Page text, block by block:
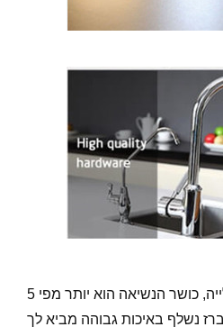
עיצוב מיוחד של קוד תלייה, כושר הנשיאה הוא יותר מפי 5
נשלף באיכות גבוהה מביא לך